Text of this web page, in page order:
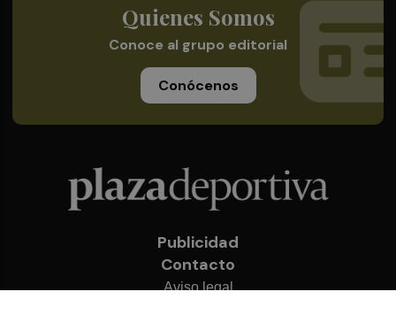
Quienes Somos
Conoce al grupo editorial
Conócenos
Publicidad
Contacto
Aviso legal